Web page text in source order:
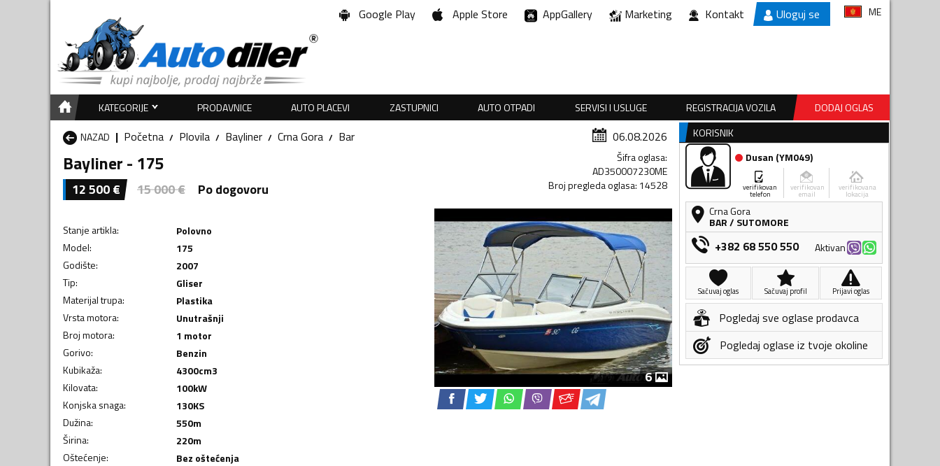
Google Play Apple Store AppGallery Marketing Kontakt Uloguj se ME
KATEGORIJE PRODAVNICE AUTO PLACEVI ZASTUPNICI AUTO OTPADI SERVISI I USLUGE REGISTRACIJA VOZILA
DODAJ OGLAS
NAZAD
Početna Plovila Bayliner Crna Gora Bar 06.08.2026
Bayliner - 175
12 500€ 15 000€ Po dogovoru
Šifra oglasa:
AD350007230ME
Broj pregleda oglasa: 14528
Stanje artikla:
Polovno
Model:
175
Godište:
2007
Tip:
Gliser
Materijal trupa:
Plastika
Vrsta motora:
Unutrašnji
Broj motora:
1 motor
Gorivo:
Benzin
Kubikaža: 4300cm3
Kilovata: 100kW
Konjska snaga: 130KS
Dužina: 550m
Širina: 220m
Oštećenje:
Bez oštećenja
6
KORISNIK
Dusan (YM049)
verifikovan
telefon
verifikovan
email
verifikovana
lokacija
Crna Gora
BAR/ SUTOMORE
+382 68 550 550 Aktivan
Sačuvaj oglas Sačuvaj profil Prijavi oglas
Pogledaj sve oglase prodavca
Pogledaj oglase iz tvoje okoline